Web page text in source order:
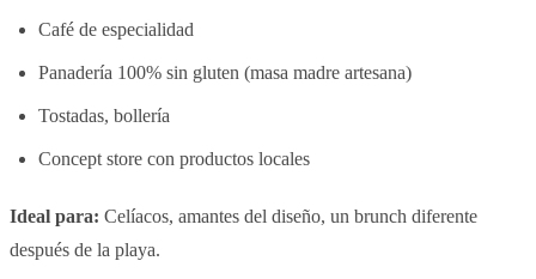
Café de especialidad
Panadería 100% sin gluten (masa madre artesana)
Tostadas, bollería
Concept store con productos locales
Ideal para: Celíacos, amantes del diseño, un brunch diferente
después de la playa.